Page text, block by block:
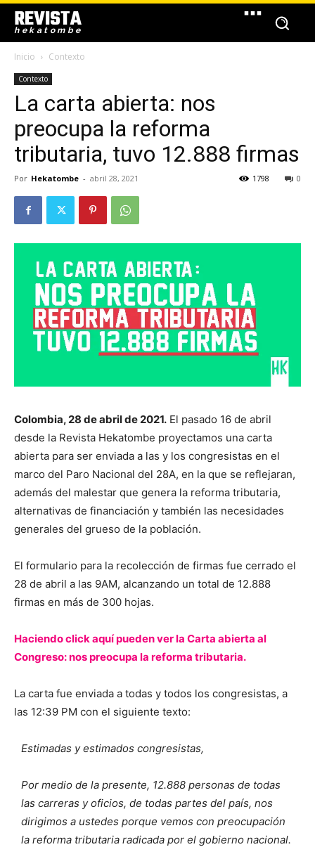
REVISTA
hekatombe
Inicio Contexto
Contexto
La carta abierta: nos
preocupa la reforma
tributaria, tuvo 12.888 firmas
Por Hekatombe - abril 28, 2021 0
1798
Colombia, 28 de abril de 2021. El pasado 16 de abril
desde la Revista Hekatombe proyectamos una carta
abierta para ser enviada a las y los congresistas en el
marco del Paro Nacional del 28A, en la que se reflejaran,
además del malestar que genera la reforma tributaria,
alternativas de financiación y también las necesidades
generales del grueso de la población.
El formulario para la recolección de firmas fue cerrado el
28 de abril a las 9AM, alcanzando un total de 12.888
firmas en más de 300 hojas.
Haciendo click aquí pueden ver la Carta abierta al
Congreso: nos preocupa la reforma tributaria.
La carta fue enviada a todas y todos los congresistas, a
las 12:39 PM con el siguiente texto:
Estimadas y estimados congresistas,
Por medio de la presente, 12.888 personas de todas
las carreras y oficios, de todas partes del país, nos
dirigimos a ustedes porque vemos con preocupación
la reforma tributaria radicada por el gobierno nacional.